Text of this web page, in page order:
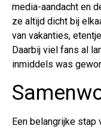
media-aandacht en
ze altijd dicht bij
van vakanties,
Daarbij viel fans al
inmiddels was
Een belangrijke